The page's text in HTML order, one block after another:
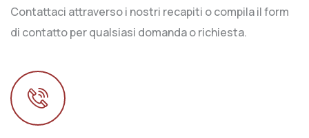
Contattaci attraverso i nostri recapiti o compila il form
di contatto per qualsiasi domanda o richiesta.